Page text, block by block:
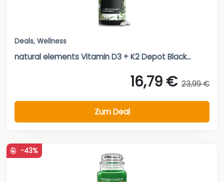
Deals, Wellness
natural elements Vitamin D3 + K2 Depot Black...
16,79 € 23,99 €
Zum Deal
-43%